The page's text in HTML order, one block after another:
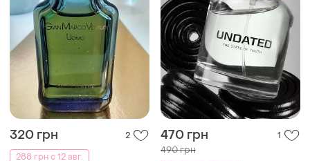
320 грн
2
288 грн с 12 авг.
470 грн 1
490 грн